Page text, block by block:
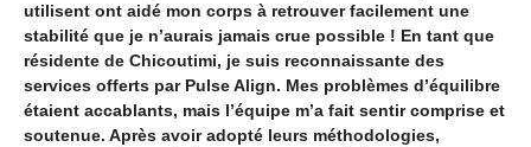
utilisent ont aidé mon corps à retrouver facilement une
stabilité que je n’aurais jamais crue possible ! En tant que
résidente de Chicoutimi, je suis reconnaissante des
services offerts par Pulse Align. Mes problèmes d’équilibre
étaient accablants, mais l’équipe m’a fait sentir comprise et
soutenue. Après avoir adopté leurs méthodologies,